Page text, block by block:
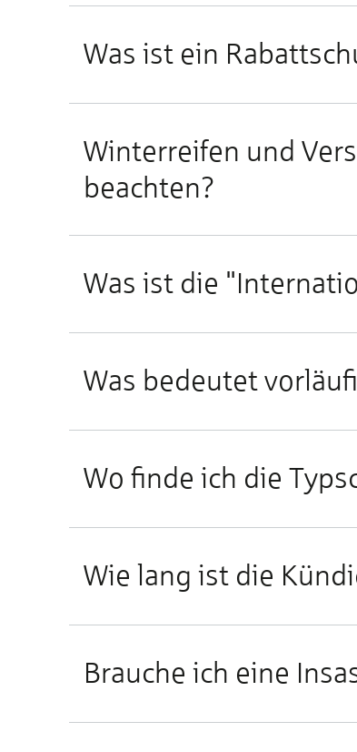
Was ist ein
Winterreifen und
beachten?
Was ist die
Was bedeutet
Wo finde ich die
Wie lang ist die
Brauche ich eine